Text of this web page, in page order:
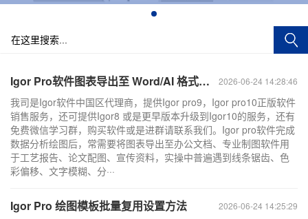
2026-06-24 14:28:46
Igor Pro软件图表导出至 Word/AI 格式失真问题解决办法
我司是Igor软件中国区代理商，提供Igor pro9，Igor pro10正版软件
销售服务，还可提供Igor8 或是更早版本升级到Igor10的服务，还有
免费微信学习群，购买软件或是进群请联系我们。Igor pro软件完成
数据分析绘图后，常需要将图表导出至办公文档、专业制图软件用
于工艺报告、论文配图、宣传资料，实操中普遍遇到线条锯齿、色
彩偏移、文字模糊、分···
2026-06-24 14:25:29
Igor Pro 绘图模板批量复用设置方法